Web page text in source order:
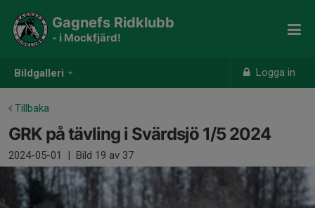
Bildgalleri Logga in
Gagnefs Ridklubb
- i Mockfjärd!
Tillbaka
GRK på tävling i Svärdsjö 1/5 2024
2024-05-01 | Bild 19 av 37